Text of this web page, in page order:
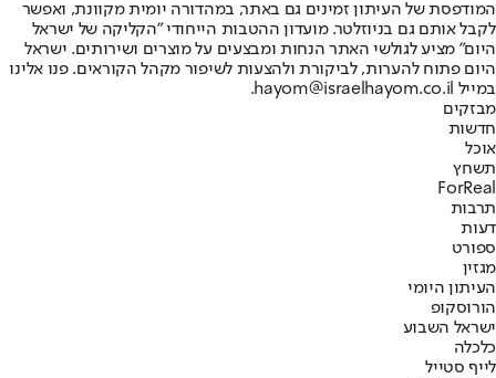
המודפסת של העיתון זמינים גם באתר, במהדורה יומית מקוונת, ואפשר
לקבל אותם גם בניוזלטר. מועדון ההטבות הייחודי "הקליקה של ישראל
היום" מציע לגולשי האתר הנחות ומבצעים על מוצרים ושירותים. ישראל
היום פתוח להערות, לביקורת ולהצעות לשיפור מקהל הקוראים. פנו אלינו
במייל hayom@israelhayom.co.il.
מבזקים
חדשות
אוכל
תשחץ
ForReal
תרבות
דעות
ספורט
מגזין
העיתון היומי
הורוסקופ
ישראל השבוע
כלכלה
לייף סטייל